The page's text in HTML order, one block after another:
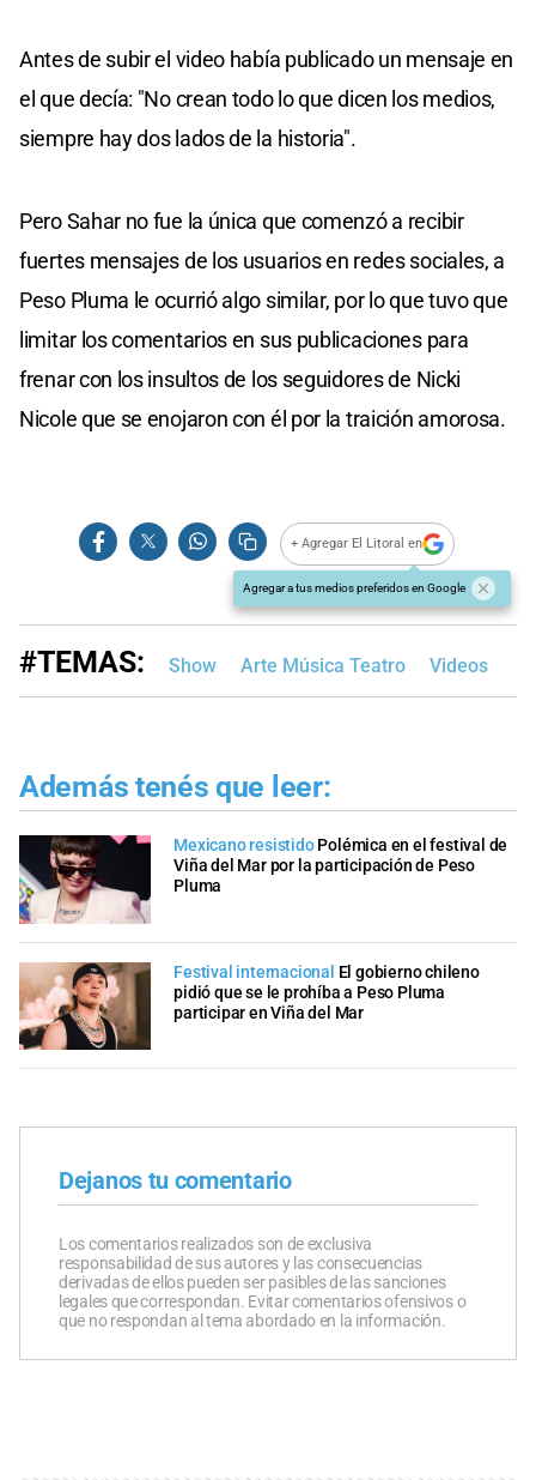
Antes de subir el video había publicado un mensaje en
el que decía: "No crean todo lo que dicen los medios,
siempre hay dos lados de la historia".
Pero Sahar no fue la única que comenzó a recibir
fuertes mensajes de los usuarios en redes sociales, a
Peso Pluma le ocurrió algo similar, por lo que tuvo que
limitar los comentarios en sus publicaciones para
frenar con los insultos de los seguidores de Nicki
Nicole que se enojaron con él por la traición amorosa.
+ Agregar El Litoral en
Agregar a tus medios preferidos en Google
#TEMAS: Show Arte Música Teatro Videos
Además tenés que leer:
Mexicano resistido Polémica en el festival de
Viña del Mar por la participación de Peso
Pluma
Festival internacional El gobierno chileno
pidió que se le prohíba a Peso Pluma
participar en Viña del Mar
Dejanos tu comentario
Los comentarios realizados son de exclusiva
responsabilidad de sus autores y las consecuencias
derivadas de ellos pueden ser pasibles de las sanciones
legales que correspondan. Evitar comentarios ofensivos o
que no respondan al tema abordado en la información.